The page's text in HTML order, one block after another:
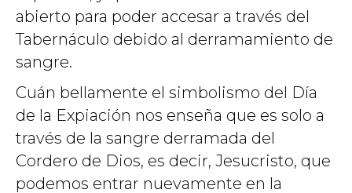
abierto para poder accesar a través del
Tabernáculo debido al derramamiento de
sangre.
Cuán bellamente el simbolismo del Día
de la Expiación nos enseña que es solo a
través de la sangre derramada del
Cordero de Dios, es decir, Jesucristo, que
podemos entrar nuevamente en la